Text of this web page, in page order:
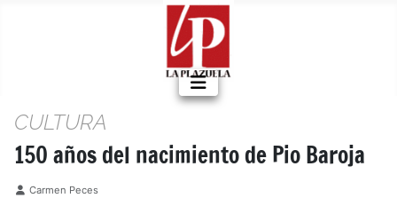
CULTURA
150 años del nacimiento de Pio Baroja
Detalles
Carmen Peces